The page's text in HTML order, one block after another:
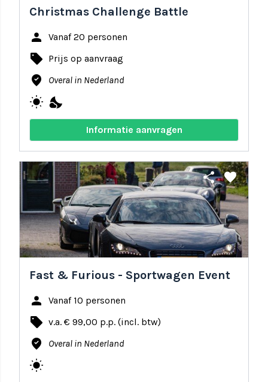
Christmas Challenge Battle
person Vanaf 20 personen
local_offer Prijs op aanvraag
where_to_vote Overal in Nederland
wb_sunny nights_stay
Informatie aanvragen
share favorite
Fast & Furious - Sportwagen Event
person Vanaf 10 personen
local_offer v.a. € 99,00 p.p. (incl. btw)
where_to_vote Overal in Nederland
wb_sunny